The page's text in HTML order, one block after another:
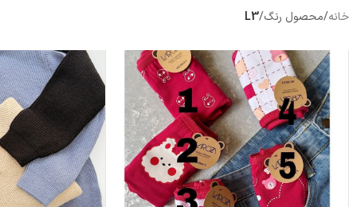
خانه/محصول رنگ/
L3